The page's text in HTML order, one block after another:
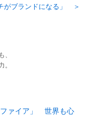
がブランドになる」 ＞
、
。
ファイア」 世界も心